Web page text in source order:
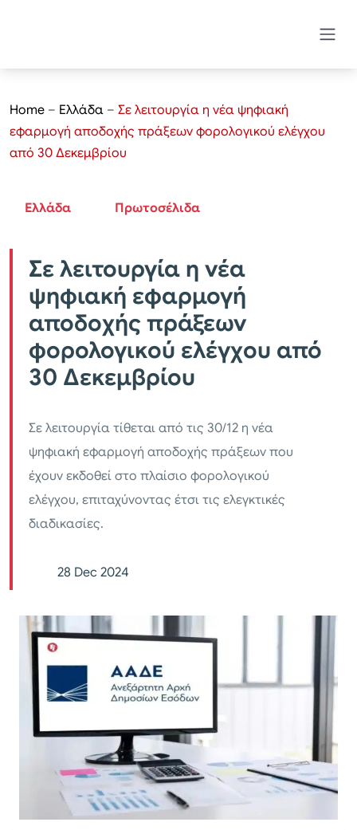
Home – Ελλάδα – Σε λειτουργία η νέα ψηφιακή
εφαρμογή αποδοχής πράξεων φορολογικού ελέγχου
από 30 Δεκεμβρίου
Ελλάδα Πρωτοσέλιδα
Σε λειτουργία η νέα
ψηφιακή εφαρμογή
αποδοχής πράξεων
φορολογικού ελέγχου από
30 Δεκεμβρίου
Σε λειτουργία τίθεται από τις 30/12 η νέα
ψηφιακή εφαρμογή αποδοχής πράξεων που
έχουν εκδοθεί στο πλαίσιο φορολογικού
ελέγχου, επιταχύνοντας έτσι τις ελεγκτικές
διαδικασίες.
28 Dec 2024